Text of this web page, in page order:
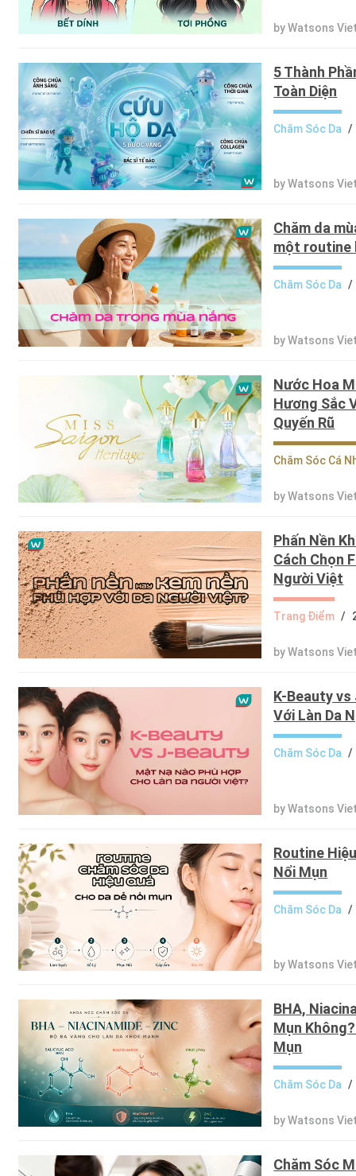
by Watsons
5 Thành
Toàn Diện
Chăm Sóc Da /
by Watsons
Chăm da
một routine
Chăm Sóc Da /
by Watsons
Nước Hoa
Hương Sắc
Quyến Rũ
Chăm Sóc Cá
by Watsons
Phấn Nền
Cách Chọn
Người Việt
Trang Điểm /
by Watsons
K-Beauty
Với Làn Da
Chăm Sóc Da /
by Watsons
Routine
Nổi Mụn
Chăm Sóc Da /
by Watsons
BHA,
Mụn
Mụn
Chăm Sóc Da /
by Watsons
Chăm Sóc